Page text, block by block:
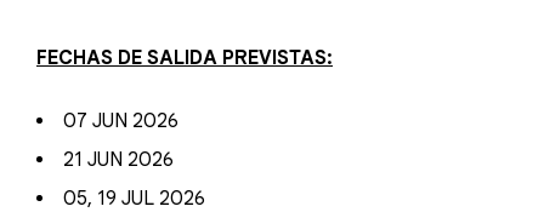
FECHAS DE SALIDA PREVISTAS:
07 JUN 2026
21 JUN 2026
05, 19 JUL 2026